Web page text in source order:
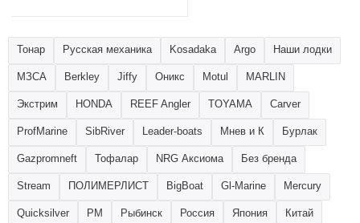
Тонар Русская механика Kosadaka Argo Наши лодки
МЗСА Berkley Jiffy Оникс Motul MARLIN
Экстрим HONDA REEF Angler TOYAMA Carver
ProfMarine SibRiver Leader-boats Мнев и К Бурлак
Gazpromneft Тофалар NRG Аксиома Без бренда
Stream ПОЛИМЕРЛИСТ BigBoat Gl-Marine Mercury
Quicksilver РМ Рыбинск Россия Япония Китай